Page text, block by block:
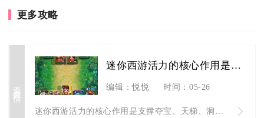
更多攻略
查看详情
迷你西游活力的核心作用是什么
编辑：悦悦 时间：05-26